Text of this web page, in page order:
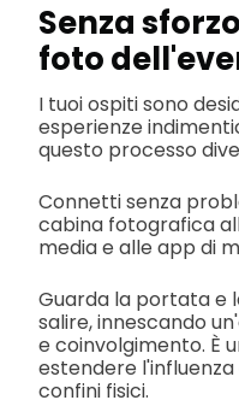
Senza sforzo
foto
I tuoi ospiti sono
esperienze
questo processo
Connetti senza
cabina fotografica
media e alle app di
Guarda la portata e
salire, innescando
e coinvolgimento. È
estendere
confini fisici.